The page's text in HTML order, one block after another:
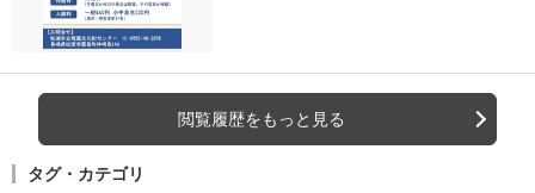
閲覧履歴をもっと見る
タグ・カテゴリ